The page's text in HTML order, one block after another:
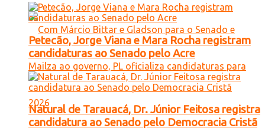
Petecão, Jorge Viana e Mara Rocha registram
candidaturas ao Senado pelo Acre
Natural de Tarauacá, Dr. Júnior Feitosa registra
candidatura ao Senado pelo Democracia Cristã